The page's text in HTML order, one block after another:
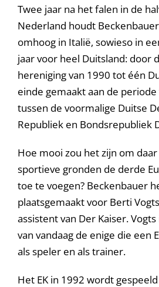
Twee jaar na het falen in de
Nederland houdt
omhoog in Italië, sowieso in
jaar voor heel Duitsland: door
hereniging van 1990 tot één
einde gemaakt aan de
tussen de voormalige Duitse
Republiek en Bondsrepubliek
Hoe mooi zou het zijn om
sportieve gronden de derde
toe te voegen? Beckenbauer
plaatsgemaakt voor Berti
assistent van Der Kaiser.
van vandaag de enige die een
als speler en als trainer.
Het EK in 1992 wordt